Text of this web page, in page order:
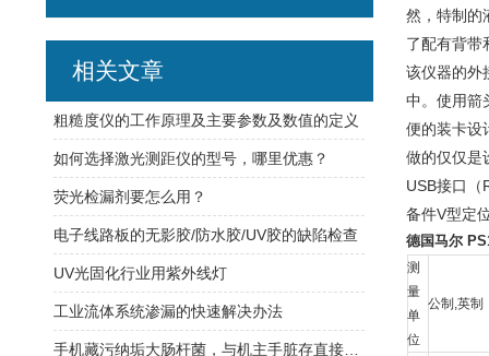
然，特制
了配有背带
该仪器的外
中。使用箭
便的装卡设
做的仅仅是
USB接口（
备件V型定
德国马尔
测
量
单
位
公制,英制
相关文章
粗糙度仪的工作原理及主要参数及数值的定义
如何选择激光测距仪的型号，哪里优惠？
荧光检漏剂要怎么用？
电子线路板的无影胶/防水胶/UV胶的缺陷检查
UV光固化行业用紫外线灯
工业流体系统渗漏的快速解决办法